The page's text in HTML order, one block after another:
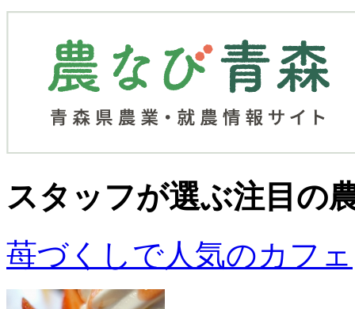
スタッフが選ぶ注目の
苺づくしで人気のカフェ